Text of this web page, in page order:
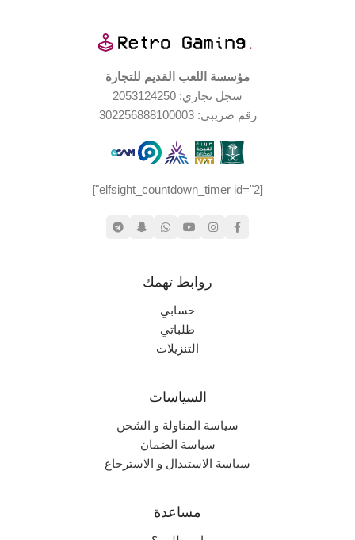
منصات اللعب المدعومة
مؤسسة اللعب القديم للتجارة
سجل تجاري: 2053124250
رقم ضريبي: 302256888100003
[elfsight_countdown_timer id="2"]
روابط تهمك
حسابي
طلباتي
التنزيلات
السياسات
سياسة المناولة و الشحن
سياسة الضمان
سياسة الاستبدال و الاسترجاع
مساعدة